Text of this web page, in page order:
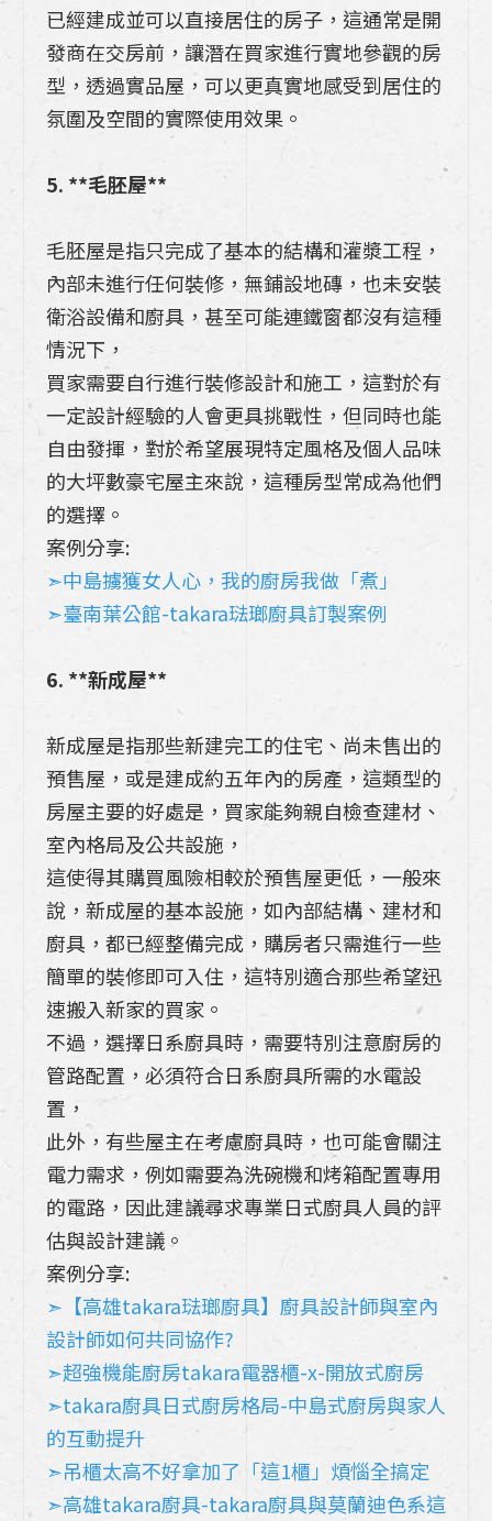
已經建成並可以直接居住的房子，這通常是開
發商在交房前，讓潛在買家進行實地參觀的房
型，透過實品屋，可以更真實地感受到居住的
氛圍及空間的實際使用效果。
5. **毛胚屋**
毛胚屋是指只完成了基本的結構和灌漿工程，
內部未進行任何裝修，無鋪設地磚，也未安裝
衛浴設備和廚具，甚至可能連鐵窗都沒有這種
情況下，
買家需要自行進行裝修設計和施工，這對於有
一定設計經驗的人會更具挑戰性，但同時也能
自由發揮，對於希望展現特定風格及個人品味
的大坪數豪宅屋主來說，這種房型常成為他們
的選擇。
案例分享:
➣中島擄獲女人心，我的廚房我做「煮」
➣臺南葉公館-takara琺瑯廚具訂製案例
6. **新成屋**
新成屋是指那些新建完工的住宅、尚未售出的
預售屋，或是建成約五年內的房產，這類型的
房屋主要的好處是，買家能夠親自檢查建材、
室內格局及公共設施，
這使得其購買風險相較於預售屋更低，一般來
說，新成屋的基本設施，如內部結構、建材和
廚具，都已經整備完成，購房者只需進行一些
簡單的裝修即可入住，這特別適合那些希望迅
速搬入新家的買家。
不過，選擇日系廚具時，需要特別注意廚房的
管路配置，必須符合日系廚具所需的水電設
置，
此外，有些屋主在考慮廚具時，也可能會關注
電力需求，例如需要為洗碗機和烤箱配置專用
的電路，因此建議尋求專業日式廚具人員的評
估與設計建議。
案例分享:
➣【高雄takara琺瑯廚具】廚具設計師與室內
設計師如何共同協作?
➣超強機能廚房takara電器櫃-x-開放式廚房
➣takara廚具日式廚房格局-中島式廚房與家人
的互動提升
➣吊櫃太高不好拿加了「這1櫃」煩惱全搞定
➣高雄takara廚具-takara廚具與莫蘭迪色系這